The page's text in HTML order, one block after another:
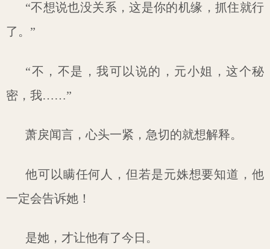
“不想说也没关系，这是你的机缘，抓住就行
了。”
“不，不是，我可以说的，元小姐，这个秘
密，我……”
萧戾闻言，心头一紧，急切的就想解释。
他可以瞒任何人，但若是元姝想要知道，他
一定会告诉她！
是她，才让他有了今日。